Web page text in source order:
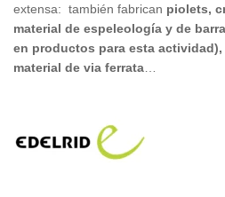
extensa: también fabrican piolets,
material de espeleología y de
en productos para esta
material de via ferrata